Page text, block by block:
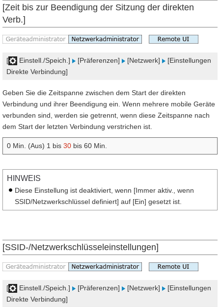
[Zeit bis zur Beendigung der Sitzung der direkten
Verb.]
[ Einstell./Speich.] [Präferenzen] [Netzwerk]
[Einstellungen
Direkte Verbindung]
Geben Sie die Zeitspanne zwischen dem Start der direkten
Verbindung und ihrer Beendigung ein. Wenn mehrere mobile Geräte
verbunden sind, werden sie getrennt, wenn diese Zeitspanne nach
dem Start der letzten Verbindung verstrichen ist.
0 Min. (Aus) 1 bis 30 bis 60 Min.
HINWEIS
Diese Einstellung ist deaktiviert, wenn [Immer aktiv., wenn
SSID/Netzwerkschlüssel definiert] auf [Ein] gesetzt ist.
[SSID-/Netzwerkschlüsseleinstellungen]
[ Einstell./Speich.] [Präferenzen] [Netzwerk]
[Einstellungen
Direkte Verbindung]